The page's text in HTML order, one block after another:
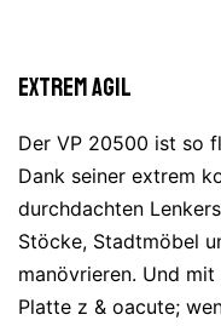
Extrem agil
Der VP 20500 ist so
Dank seiner extrem
durchdachten
Stöcke, Stadtmöbel
manövrieren. Und
Platte z & oacute;